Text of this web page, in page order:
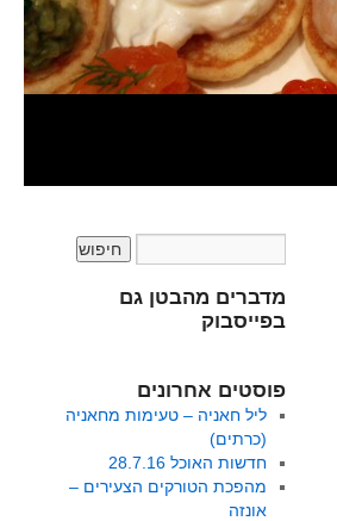
מדברים מהבטן גם
בפייסבוק
פוסטים אחרונים
ליל חאניה – טעימות מחאניה
(כרתים)
חדשות האוכל 28.7.16
מהפכת הטורקים הצעירים –
אונזה